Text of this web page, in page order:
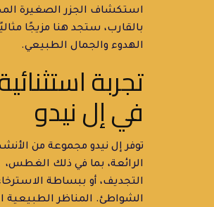
استكشاف الجزر الصغيرة
بالقارب، ستجد هنا مزيجًا
الهدوء والجمال الطبيعي.
تجربة
في إل نيدو
توفر إل نيدو مجموعة من
الرائعة، بما في ذلك الغطس،
التجديف، أو ببساطة
الشواطئ. المناظر الطبيعية